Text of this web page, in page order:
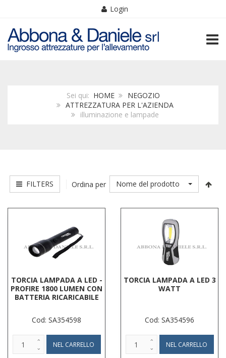
Login
Sei qui: HOME
NEGOZIO
ATTREZZATURA PER L'AZIENDA
illuminazione e lampade
FILTERS Ordina per Nome del prodotto
TORCIA LAMPADA A LED -
PROFIRE 1800 LUMEN CON
BATTERIA RICARICABILE
Cod: SA354598
TORCIA LAMPADA A LED 3
WATT
Cod: SA354596